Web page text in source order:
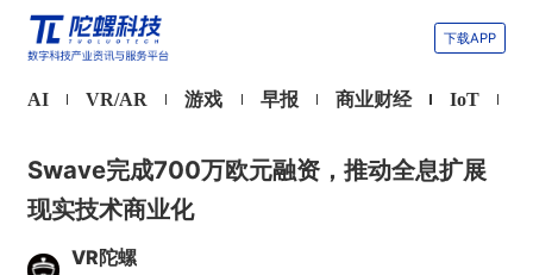
下载APP
AI VR/AR 游戏 早报 商业财经 IoT
Swave完成700万欧元融资，推动全息扩展
现实技术商业化
VR陀螺